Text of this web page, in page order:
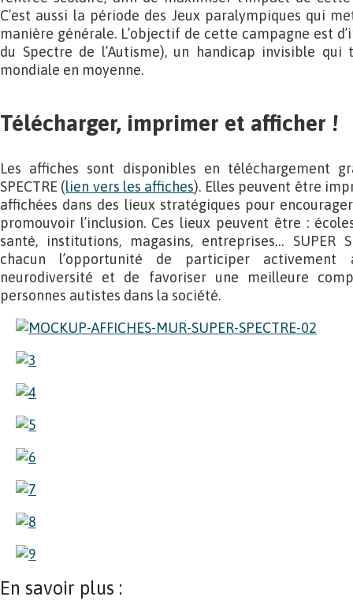
C’est aussi la période des Jeux paralympiques qui
manière générale. L’objectif de cette campagne est
du Spectre de l’Autisme), un handicap invisible
mondiale en moyenne.
Télécharger, imprimer et afficher !
Les affiches sont disponibles en téléchargement
SPECTRE (lien vers les affiches). Elles peuvent être
affichées dans des lieux stratégiques pour
promouvoir l’inclusion. Ces lieux peuvent être :
santé, institutions, magasins, entreprises… SUPER
chacun l’opportunité de participer
neurodiversité et de favoriser une meilleure
personnes autistes dans la société.
En savoir plus :